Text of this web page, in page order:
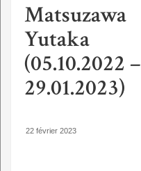
Matsuzawa
Yutaka
(05.10.2022 –
29.01.2023)
22 février 2023